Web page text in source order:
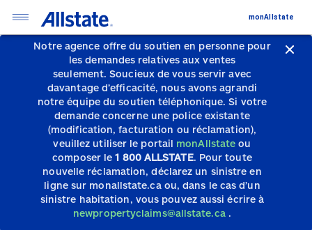
Notre agence offre du soutien en personne pour
les demandes relatives aux ventes
seulement.Soucieux de vous servir avec
davantage d’efficacité, nous avons agrandi
notre équipe du soutien téléphonique.Si votre
demande concerne une police existante
(modification, facturation ou réclamation),
veuillez utiliser le portail monAllstate ou
composer le1 800 ALLSTATE. Pour toute
nouvelle réclamation, déclarez un sinistre en
ligne sur monallstate.ca ou, dans le cas d’un
sinistre habitation, vous pouvez aussi écrire à
newpropertyclaims@allstate.ca .
monAllstate